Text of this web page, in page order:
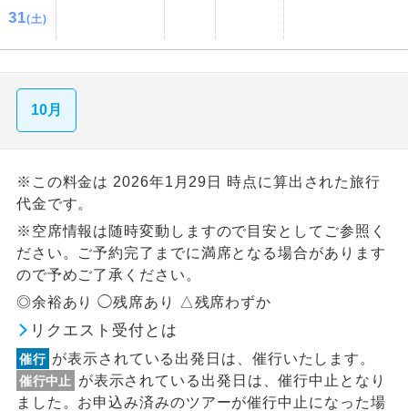
31(土)
10月
※この料金は 2026年1月29日 時点に算出された旅行
代金です。
※空席情報は随時変動しますので目安としてご参照く
ださい。ご予約完了までに満席となる場合があります
ので予めご了承ください。
◎余裕あり ◯残席あり △残席わずか
リクエスト受付とは
催行 が表示されている出発日は、催行いたします。
催行中止
が表示されている出発日は、催行中止となり
ました。お申込み済みのツアーが催行中止になった場